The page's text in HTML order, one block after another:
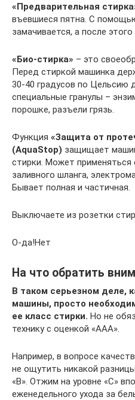
«Предварительная
въевшиеся пятна. С
замачивается, а после
«Био-стирка» – это
Перед стиркой машинка
30-40 градусов по Цельсию
специальные гранулы –
порошке, разъели грязь.
Функция «Защита от
(AquaStop) защищает
стирки. Может
заливного шланга,
Бывает полная и частичная.
Выключаете из розетки
О-да!Нет
На что обратить
В таком серьезном деле,
машины, просто
ее класс стирки. Но не
технику с оценкой «ААА».
Например, в вопросе
не ощутить никакой
«В». Отжим на уровне «С»
еженедельного ухода за